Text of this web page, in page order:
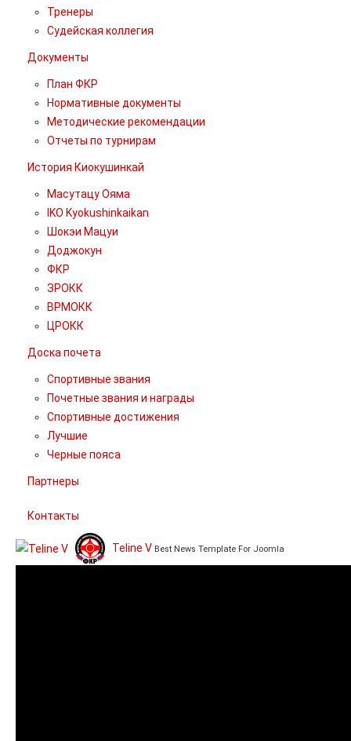
Тренеры
Судейская коллегия
Документы
План ФКР
Нормативные документы
Методические рекомендации
Отчеты по турнирам
История Киокушинкай
Масутацу Ояма
IKO Kyokushinkaikan
Шокэи Мацуи
Доджокун
ФКР
ЗРОКК
ВРМОКК
ЦРОКК
Доска почета
Спортивные звания
Почетные звания и награды
Спортивные достижения
Лучшие
Черные пояса
Партнеры
Контакты
Teline V Best News Template For Joomla